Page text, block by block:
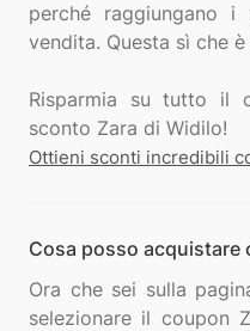
perché raggiungano
vendita. Questa sì che
Risparmia su tutto il
Ottieni sconti incredibili
Cosa posso acquistare
Ora che sei sulla
selezionare il coupon